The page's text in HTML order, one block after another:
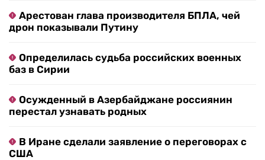
Арестован глава производителя БПЛА, чей
дрон показывали Путину
Определилась судьба российских военных
баз в Сирии
Осужденный в Азербайджане россиянин
перестал узнавать родных
В Иране сделали заявление о переговорах с
США